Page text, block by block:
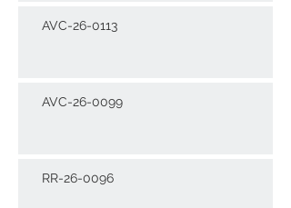
AVC-26-0113
AVC-26-0099
RR-26-0096